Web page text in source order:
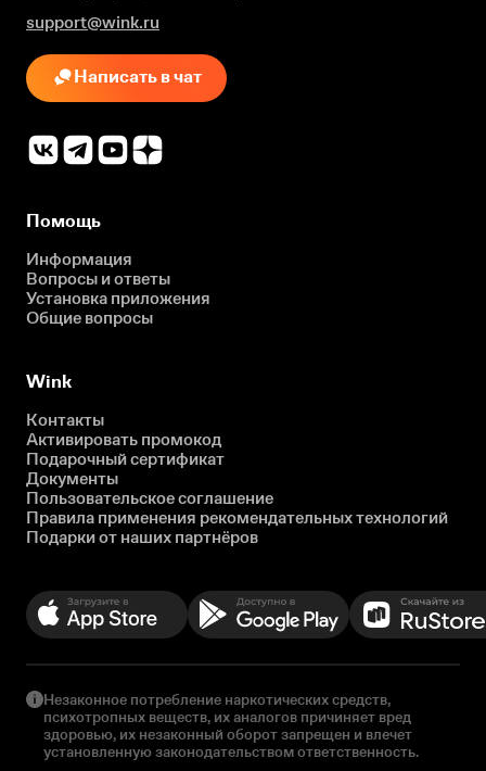
support@wink.ru
Написать в чат
Помощь
Информация
Вопросы и ответы
Установка приложения
Общие вопросы
Wink
Контакты
Активировать промокод
Подарочный сертификат
Документы
Пользовательское соглашение
Правила применения рекомендательных технологий
Подарки от наших партнёров
Незаконное потребление наркотических средств,
психотропных веществ, их аналогов причиняет вред
здоровью, их незаконный оборот запрещен и влечет
установленную законодательством ответственность.